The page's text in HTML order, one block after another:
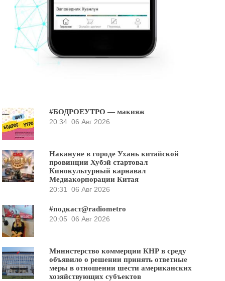
#БОДРОЕУТРО — макияж
20:34 06 Авг 2026
Накануне в городе Ухань китайской
провинции Хубэй стартовал
Кинокультурный карнавал
Медиакорпорации Китая
20:31
06 Авг 2026
#подкаст@radiometro
20:05 06 Авг 2026
Министерство коммерции КНР в среду
объявило о решении принять ответные
меры в отношении шести американских
хозяйствующих субъектов